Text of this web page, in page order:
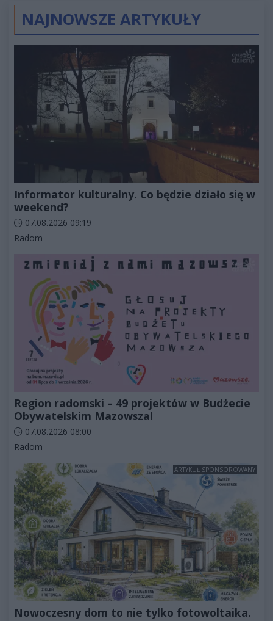
NAJNOWSZE ARTYKUŁY
Informator kulturalny. Co będzie działo się w
weekend?
Data dodania artykułu:
07.08.2026 09:19
Kategorie artykułu:
Radom
Region radomski – 49 projektów w Budżecie
Obywatelskim Mazowsza!
Data dodania artykułu:
07.08.2026 08:00
Kategorie artykułu:
Radom
ARTYKUŁ SPONSOROWANY
Nowoczesny dom to nie tylko fotowoltaika.